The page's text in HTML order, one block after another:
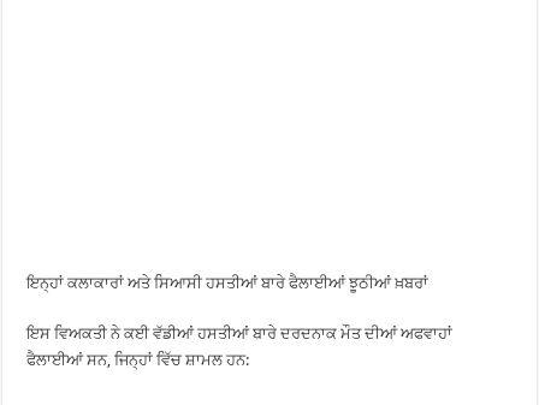
ਇਨ੍ਹਾਂ ਕਲਾਕਾਰਾਂ ਅਤੇ ਸਿਆਸੀ ਹਸਤੀਆਂ ਬਾਰੇ ਫੈਲਾਈਆਂ ਝੂਠੀਆਂ ਖ਼ਬਰਾਂ
ਇਸ ਵਿਅਕਤੀ ਨੇ ਕਈ ਵੱਡੀਆਂ ਹਸਤੀਆਂ ਬਾਰੇ ਦਰਦਨਾਕ ਮੌਤ ਦੀਆਂ ਅਫਵਾਹਾਂ
ਫੈਲਾਈਆਂ ਸਨ, ਜਿਨ੍ਹਾਂ ਵਿੱਚ ਸ਼ਾਮਲ ਹਨ: